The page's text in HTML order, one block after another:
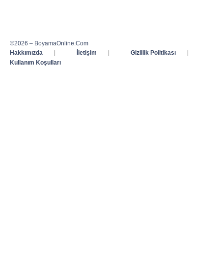
©2026 – BoyamaOnline.Com
Hakkımızda
| İletişim | Gizlilik Politikası
|
Kullanım Koşulları